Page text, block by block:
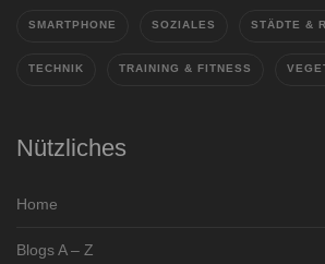
SMARTPHONE SOZIALES STÄDTE &
TECHNIK TRAINING & FITNESS
Nützliches
Home
Blogs A – Z